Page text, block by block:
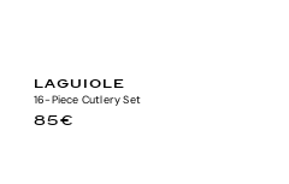
LAGUIOLE
16-Piece Cutlery Set
85€